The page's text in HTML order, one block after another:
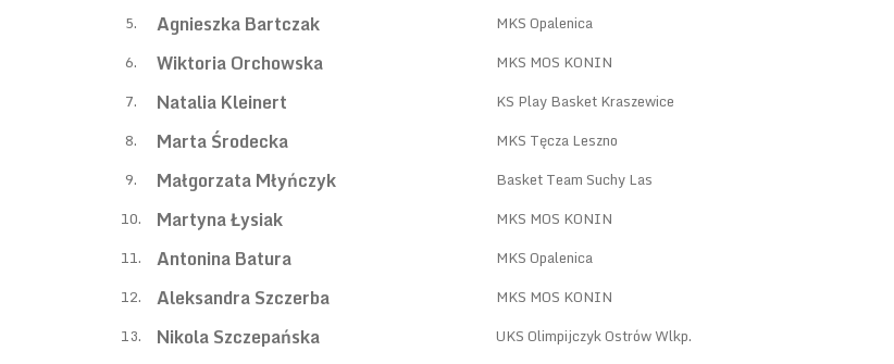
5.
Agnieszka Bartczak MKS Opalenica
6.
Wiktoria Orchowska MKS MOS KONIN
7.
Natalia Kleinert KS Play Basket Kraszewice
8.
Marta Środecka MKS Tęcza Leszno
9.
Małgorzata Młyńczyk Basket Team Suchy Las
10.
Martyna Łysiak MKS MOS KONIN
11.
Antonina Batura MKS Opalenica
12.
Aleksandra Szczerba MKS MOS KONIN
13.
Nikola Szczepańska UKS Olimpijczyk Ostrów Wlkp.